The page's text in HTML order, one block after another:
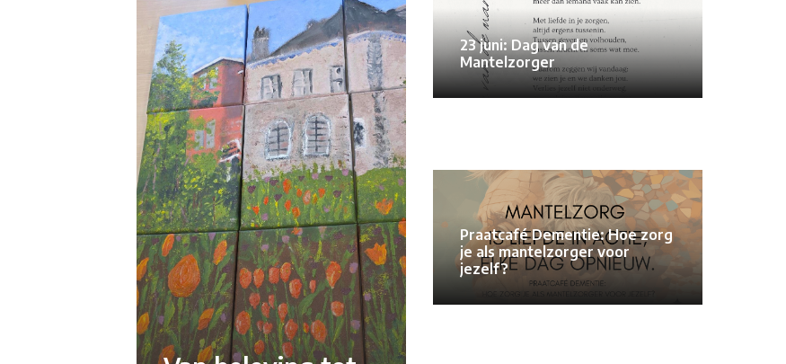
23 juni: Dag van de
Mantelzorger
Praatcafé Dementie: Hoe zorg
je als mantelzorger voor
jezelf?